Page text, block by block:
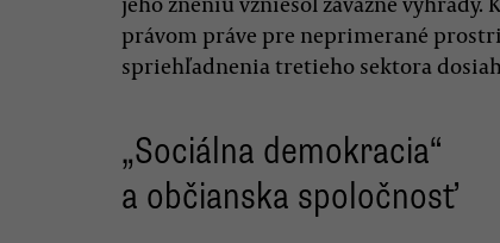
právom práve pre neprimerané
spriehľadnenia tretieho sektora
„Sociálna demokracia“
a občianska spoločnosť